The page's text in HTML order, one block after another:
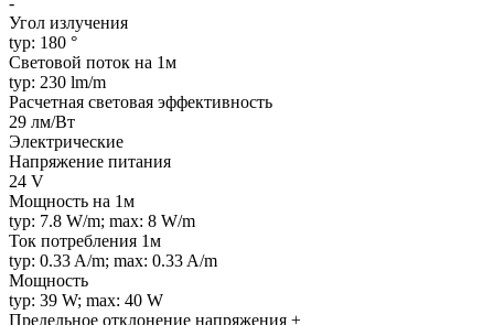
Угол излучения
typ: 180 °
Световой поток на 1м
typ: 230 lm/m
Расчетная световая эффективность
29 лм/Вт
Электрические
Напряжение питания
24 V
Мощность на 1м
typ: 7.8 W/m; max: 8 W/m
Ток потребления 1м
typ: 0.33 A/m; max: 0.33 A/m
Мощность
typ: 39 W; max: 40 W
Предельное отклонение напряжения ±